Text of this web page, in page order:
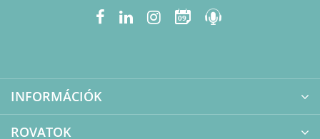
09
INFORMÁCIÓK
ROVATOK